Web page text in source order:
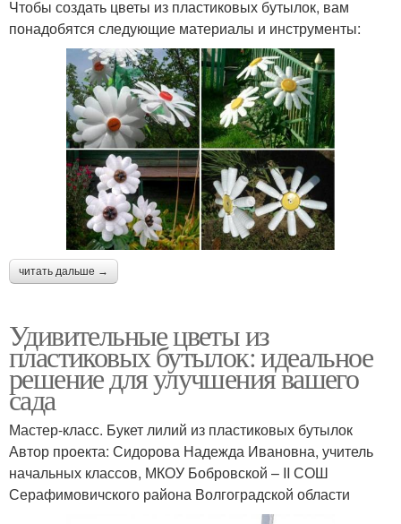
Чтобы создать цветы из пластиковых бутылок, вам
понадобятся следующие материалы и инструменты:
читать дальше →
Удивительные цветы из
пластиковых бутылок: идеальное
решение для улучшения вашего
сада
Мастер-класс. Букет лилий из пластиковых бутылок
Автор проекта: Сидорова Надежда Ивановна, учитель
начальных классов, МКОУ Бобровской – ΙΙ СОШ
Серафимовичского района Волгоградской области